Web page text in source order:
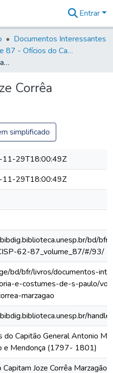
na
Entrar
Documentos Interessantes
Volume 87 - Ofícios do Capitão General Antonio Manoel de Melo Castro e Mendonça (1797- 1801)
Para o Capitam Joze Corrêa Marzagão
Corrêa
simplificado
29T18:00:49Z
29T18:00:49Z
bd/
62-87_volume_87/#/93/
bd/bfr/livros/documentos-
e-costumes-de-s-paulo/
marzagao
do Capitão General Antonio
e Mendonça (1797- 1801)
Capitam Joze Corrêa Marzagão